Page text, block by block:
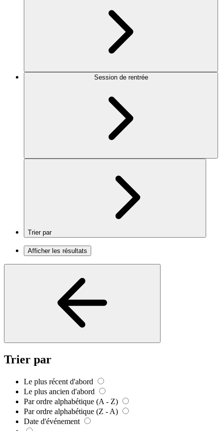
Session de rentrée
Trier par
Afficher les résultats
Trier par
Le plus récent d'abord
Le plus ancien d'abord
Par ordre alphabétique (A - Z)
Par ordre alphabétique (Z - A)
Date d'événement